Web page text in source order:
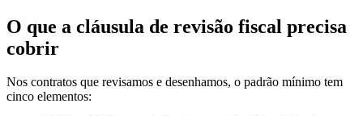
O que a cláusula de revisão fiscal precisa
cobrir
Nos contratos que revisamos e desenhamos, o padrão mínimo tem
cinco elementos: